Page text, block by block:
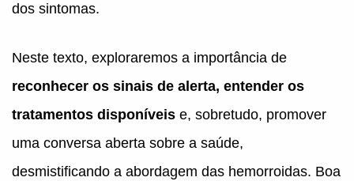
dos sintomas.
Neste texto, exploraremos a importância de
reconhecer os sinais de alerta, entender os
tratamentos disponíveis e, sobretudo, promover
uma conversa aberta sobre a saúde,
desmistificando a abordagem das hemorroidas. Boa